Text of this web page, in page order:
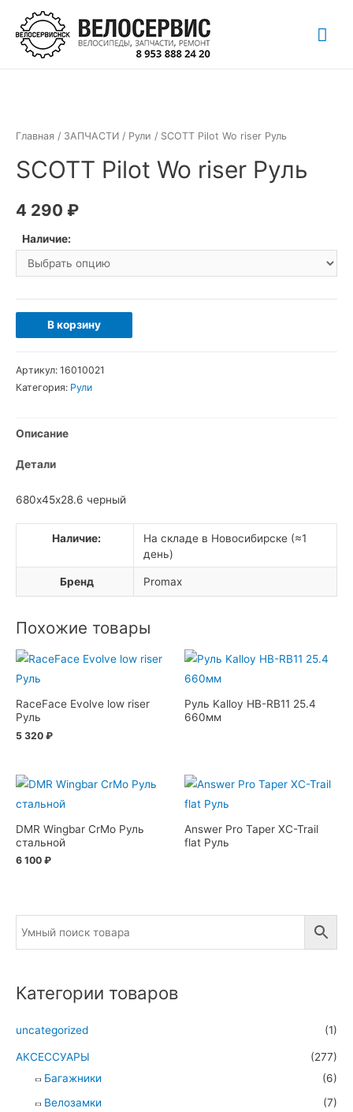
Перейти
содержимому
Главная / ЗАПЧАСТИ / Рули / SCOTT Pilot Wo riser Руль
SCOTT Pilot Wo riser Руль
4 290 ₽
Наличие:
Количество
товара
Pilot
Руль
В корзину
Артикул: 16010021
Категория: Рули
Описание
Детали
680х45х28.6 черный
Наличие:
На складе в Новосибирске (≈1
день)
Бренд Promax
Похожие товары
RaceFace Evolve low riser
Руль
5 320 ₽
Руль Kalloy HB-RB11 25.4
660мм
DMR Wingbar CrMo Руль
стальной
6 100 ₽
Answer Pro Taper XC-Trail
flat Руль
Категории товаров
uncategorized (1)
АКСЕССУАРЫ
(277)
Багажники
(6)
Велозамки
(7)